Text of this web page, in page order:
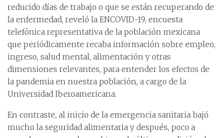
reducido días de trabajo o que se están recuperando de
la enfermedad, reveló la ENCOVID-19, encuesta
telefónica representativa de la población mexicana
que periódicamente recaba información sobre empleo,
ingreso, salud mental, alimentación y otras
dimensiones relevantes, para entender los efectos de
la pandemia en nuestra población, a cargo de la
Universidad Iberoamericana.
En contraste, al inicio de la emergencia sanitaria bajó
mucho la seguridad alimentaria y después, poco a